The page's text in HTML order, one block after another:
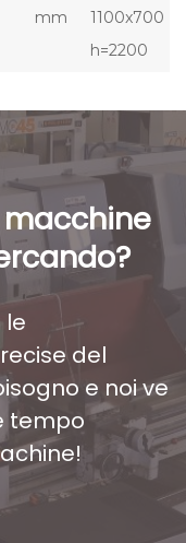
mm
1100x700
h=2200
le
del
e noi ve
tempo